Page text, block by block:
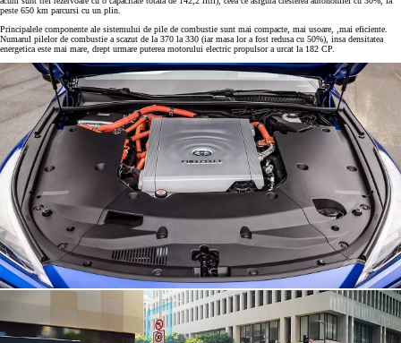
peste 650 km parcursi cu un plin.
Principalele componente ale sistemului de pile de combustie sunt mai compacte, mai usoare, ,mai eficiente.
Numarul pilelor de combustie a scazut de la 370 la 330 (iar masa lor a fost redusa cu 50%), insa densitatea
energetica este mai mare, drept urmare puterea motorului electric propulsor a urcat la 182 CP.